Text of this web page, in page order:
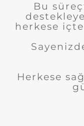
Bu
herkese
Herkese